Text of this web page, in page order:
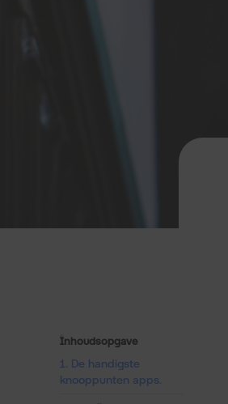
Inhoudsopgave
1. De handigste
knooppunten apps.